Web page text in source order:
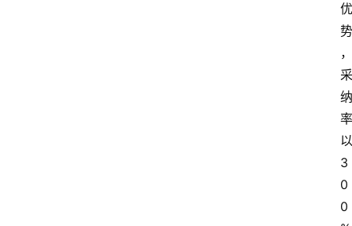
优
势
，
采
纳
率
以
3
0
0